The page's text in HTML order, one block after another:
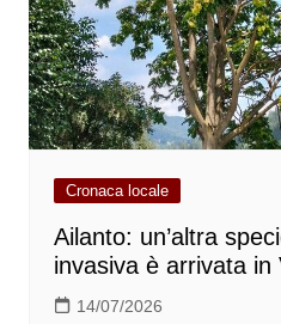
Cronaca locale
Ailanto: un’altra
invasiva è arrivata in
14/07/2026